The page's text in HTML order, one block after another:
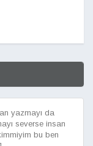
yazmayı da
severse insan
bu ben